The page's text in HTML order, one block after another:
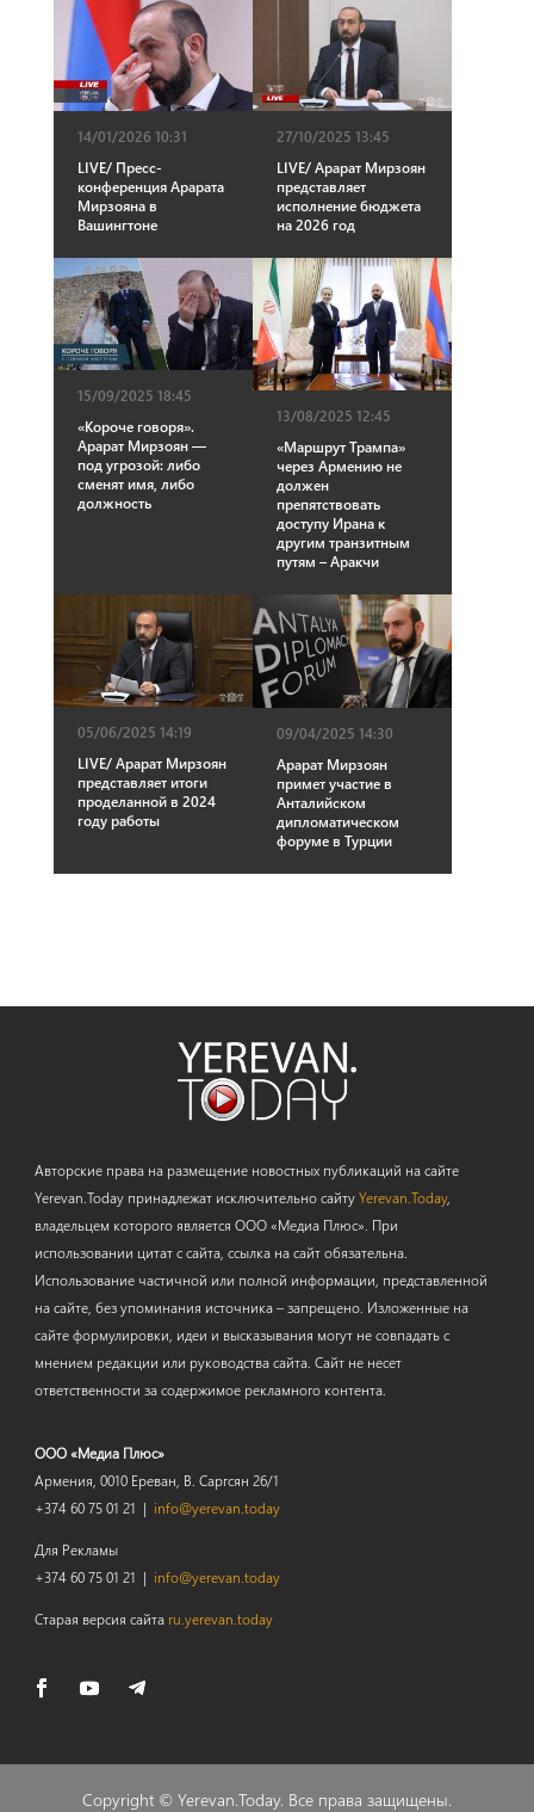
14/01/2026 10:31
LIVE/ Пресс-
конференция Арарата
Мирзояна в
Вашингтоне
27/10/2025 13:45
LIVE/ Арарат Мирзоян
представляет
исполнение бюджета
на 2026 год
15/09/2025 18:45
«Короче говоря».
Арарат Мирзоян —
под угрозой: либо
сменят имя, либо
должность
13/08/2025 12:45
«Маршрут Трампа»
через Армению не
должен
препятствовать
доступу Ирана к
другим транзитным
путям – Аракчи
05/06/2025 14:19
LIVE/ Арарат Мирзоян
представляет итоги
проделанной в 2024
году работы
09/04/2025 14:30
Арарат Мирзоян
примет участие в
Анталийском
дипломатическом
форуме в Турции
Авторские права на размещение новостных публикаций на сайте
Yerevan.Today принадлежат исключительно сайтуYerevan.Today,
владельцем которого является ООО «Медиа Плюс». При
использовании цитат с сайта, ссылка на сайт обязательна.
Использование частичной или полной информации, представленной
на сайте, без упоминания источника – запрещено. Изложенные на
сайте формулировки, идеи и высказывания могут не совпадать с
мнением редакции или руководства сайта. Сайт не несет
ответственности за содержимое рекламного контента.
ООО «Медиа Плюс»
Армения, 0010 Ереван, В. Саргсян 26/1
+374 60 75 01 21 | info@yerevan.today
Для Рекламы
+374 60 75 01 21 | info@yerevan.today
Старая версия сайта ru.yerevan.today
Copyright © Yerevan.Today. Все права защищены.